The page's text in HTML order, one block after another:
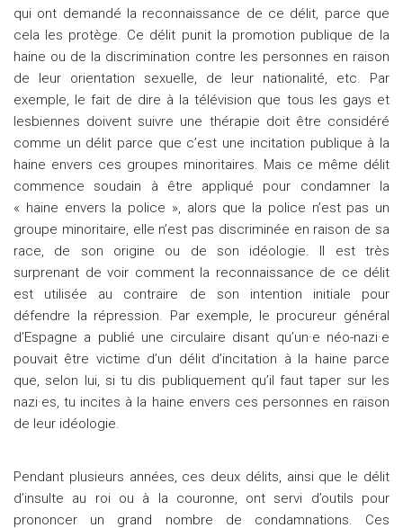
qui ont demandé la reconnaissance de ce délit, parce que
cela les protège. Ce délit punit la promotion publique de la
haine ou de la discrimination contre les personnes en raison
de leur orientation sexuelle, de leur nationalité, etc. Par
exemple, le fait de dire à la télévision que tous les gays et
lesbiennes doivent suivre une thérapie doit être considéré
comme un délit parce que c’est une incitation publique à la
haine envers ces groupes minoritaires. Mais ce même délit
commence soudain à être appliqué pour condamner la
« haine envers la police », alors que la police n’est pas un
groupe minoritaire, elle n’est pas discriminée en raison de sa
race, de son origine ou de son idéologie. Il est très
surprenant de voir comment la reconnaissance de ce délit
est utilisée au contraire de son intention initiale pour
défendre la répression. Par exemple, le procureur général
d’Espagne a publié une circulaire disant qu’un·e néo-nazi·e
pouvait être victime d’un délit d’incitation à la haine parce
que, selon lui, si tu dis publiquement qu’il faut taper sur les
nazi·es, tu incites à la haine envers ces personnes en raison
de leur idéologie.
Pendant plusieurs années, ces deux délits, ainsi que le délit
d’insulte au roi ou à la couronne, ont servi d’outils pour
prononcer un grand nombre de condamnations. Ces